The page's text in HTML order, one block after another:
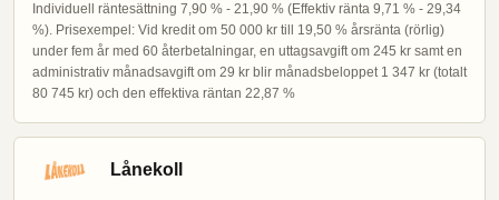
Individuell räntesättning 7,90 % - 21,90 % (Effektiv ränta 9,71 % - 29,34
%). Prisexempel: Vid kredit om 50 000 kr till 19,50 % årsränta (rörlig)
under fem år med 60 återbetalningar, en uttagsavgift om 245 kr samt en
administrativ månadsavgift om 29 kr blir månadsbeloppet 1 347 kr (totalt
80 745 kr) och den effektiva räntan 22,87 %
Lånekoll